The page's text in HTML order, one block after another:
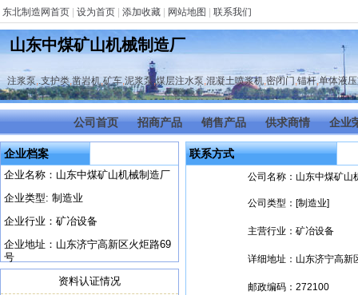
东北制造网首页 设为首页 添加收藏 网站地图 联系我们
山东中煤矿山机械制造厂
注浆泵,.支护类,凿岩机,矿车,泥浆泵 ,煤层注水泵,混凝土喷浆机,密闭门,锚杆,单体液
公司首页 招商产品 销售产品 供求商情 企业
企业档案
企业名称：山东中煤矿山机械制造厂
企业类型: 制造业
企业行业：矿冶设备
企业地址：山东济宁高新区火炬路69
号
资料认证情况
联系方式
公司名称： 山东中煤矿山
公司类型： [制造业]
主营行业： 矿冶设备
详细地址： 山东济宁高新
邮政编码： 272100